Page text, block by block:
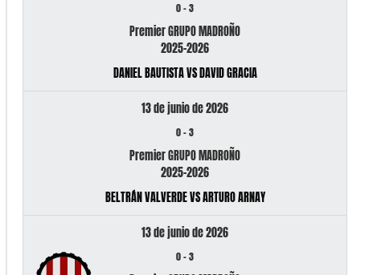
0-3
Premier GRUPO MADROÑO
2025-2026
DANIEL BAUTISTA VS DAVID GRACIA
13 de junio de 2026
0-3
Premier GRUPO MADROÑO
2025-2026
BELTRÁN VALVERDE VS ARTURO ARNAY
13 de junio de 2026
0-3